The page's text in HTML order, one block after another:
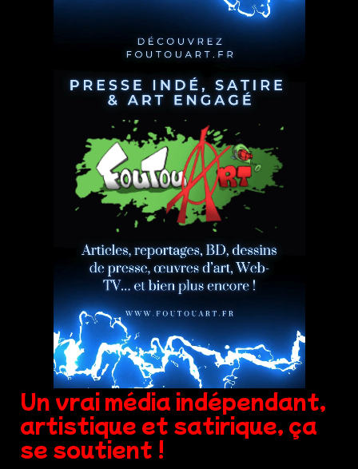
Un vrai média indépendant,
artistique et satirique, ça
se soutient !